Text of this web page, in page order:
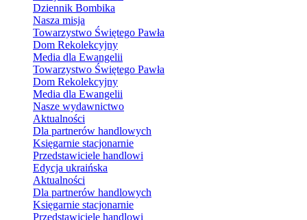
Dziennik Bombika
Nasza misja
Towarzystwo Świętego Pawła
Dom Rekolekcyjny
Media dla Ewangelii
Towarzystwo Świętego Pawła
Dom Rekolekcyjny
Media dla Ewangelii
Nasze wydawnictwo
Aktualności
Dla partnerów handlowych
Księgarnie stacjonarnie
Przedstawiciele handlowi
Edycja ukraińska
Aktualności
Dla partnerów handlowych
Księgarnie stacjonarnie
Przedstawiciele handlowi